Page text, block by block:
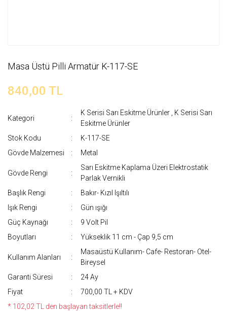
Masa Üstü Pilli Armatür K-117-SE
840,00 TL
Kategori
K Serisi Sarı Eskitme Ürünler
K Serisi Sarı
Eskitme Ürünler
Stok Kodu
K-117-SE
Gövde Malzemesi
Metal
Gövde Rengi
Sarı Eskitme Kaplama Üzeri Elektrostatik
Parlak Vernikli
Başlık Rengi
Bakır- Kızıl Işıltılı
Işık Rengi
Gün ışığı
Güç Kaynağı
9 Volt Pil
Boyutları
Yükseklik 11 cm - Çap 9,5 cm
Kullanım Alanları
Masaüstü Kullanım- Cafe- Restoran- Otel-
Bireysel
Garanti Süresi
24 Ay
Fiyat
700,00 TL + KDV
* 102,02 TL den başlayan taksitlerle!!